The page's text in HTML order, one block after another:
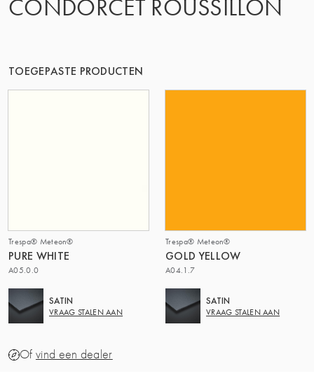
CONDORCET ROUSSILLON
TOEGEPASTE PRODUCTEN
Trespa® Meteon®
PURE WHITE
A05.0.0
SATIN
VRAAG STALEN AAN
Trespa® Meteon®
GOLD YELLOW
A04.1.7
SATIN
VRAAG STALEN AAN
Of vind een dealer